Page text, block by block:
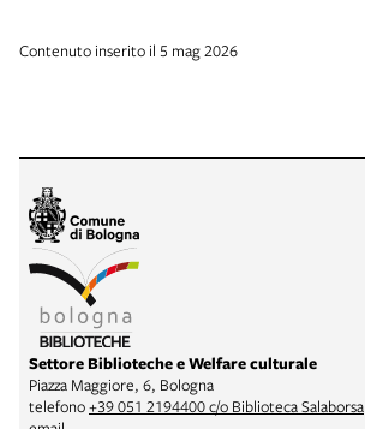
Contenuto inserito il 5 mag 2026
Settore Biblioteche e Welfare culturale
Piazza Maggiore, 6, Bologna
telefono+39 051 2194400 c/o Biblioteca Salaborsa